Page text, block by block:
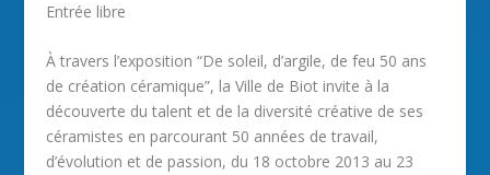
Entrée libre
À travers l’exposition “De soleil, d’argile, de feu 50 ans
de création céramique”, la Ville de Biot invite à la
découverte du talent et de la diversité créative de ses
céramistes en parcourant 50 années de travail,
d’évolution et de passion, du 18 octobre 2013 au 23